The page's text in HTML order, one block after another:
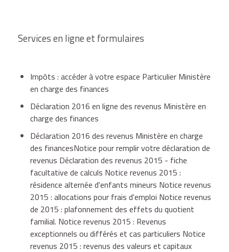
Services en ligne et formulaires
Impôts : accéder à votre espace Particulier Ministère
en charge des finances
Déclaration 2016 en ligne des revenus Ministère en
charge des finances
Déclaration 2016 des revenus Ministère en charge
des financesNotice pour remplir votre déclaration de
revenus Déclaration des revenus 2015 - fiche
facultative de calculs Notice revenus 2015 :
résidence alternée d'enfants mineurs Notice revenus
2015 : allocations pour frais d'emploi Notice revenus
de 2015 : plafonnement des effets du quotient
familial. Notice revenus 2015 : Revenus
exceptionnels ou différés et cas particuliers Notice
revenus 2015 : revenus des valeurs et capitaux